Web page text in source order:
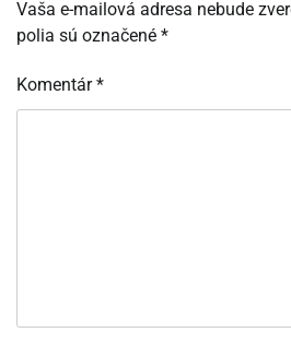
Vaša e-mailová adresa nebude
polia sú označené *
Komentár*